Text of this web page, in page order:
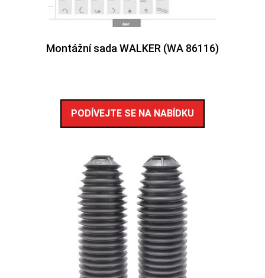
Montážní sada WALKER (WA 86116)
PODÍVEJTE SE NA NABÍDKU